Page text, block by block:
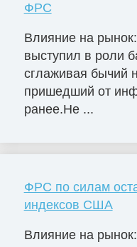
ФРС
Влияние на
выступил в роли
сглаживая бычий
пришедший от
ранее.Не ...
ФРС по силам
индексов США
Влияние на